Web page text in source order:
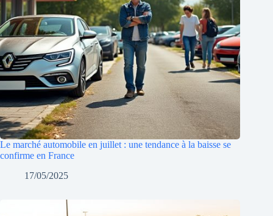
Le marché automobile en juillet : une tendance à la baisse se
confirme en France
17/05/2025